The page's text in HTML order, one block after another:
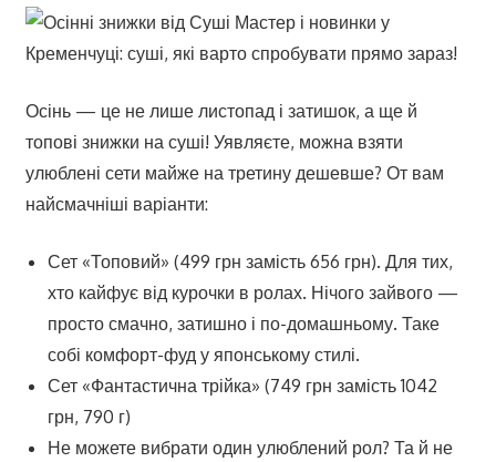
Осінь — це не лише листопад і затишок, а ще й
топові знижки на суші! Уявляєте, можна взяти
улюблені сети майже на третину дешевше? От вам
найсмачніші варіанти:
Сет «Топовий» (499 грн замість 656 грн). Для тих,
хто кайфує від курочки в ролах. Нічого зайвого —
просто смачно, затишно і по-домашньому. Таке
собі комфорт-фуд у японському стилі.
Сет «Фантастична трійка» (749 грн замість 1042
грн, 790 г)
Не можете вибрати один улюблений рол? Та й не